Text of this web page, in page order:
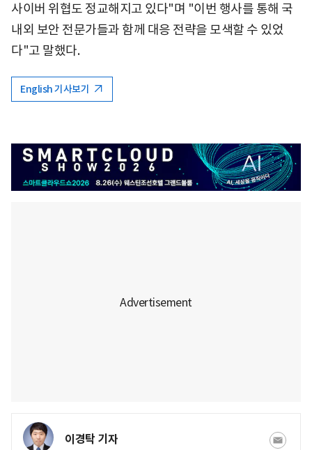
사이버 위협도 정교해지고 있다"며 "이번 행사를 통해 국
내외 보안 전문가들과 함께 대응 전략을 모색할 수 있었
다"고 말했다.
English 기사보기
이경탁 기자